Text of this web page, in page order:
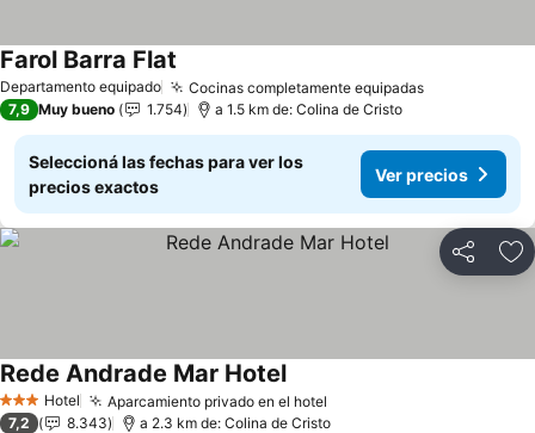
Departamento equipado Cocinas completamente equipadasVer precios
Farol Barra Flat
7,9 Muy bueno 1.754 a 1.5 km de: Colina de Cristo
Seleccioná las fechas para ver los
precios exactos
Ver precios
Compartir
3 Estrellas
Hotel Aparcamiento privado en el hotel
Rede Andrade Mar HotelVer precios
7,2 8.343 a 2.3 km de: Colina de Cristo